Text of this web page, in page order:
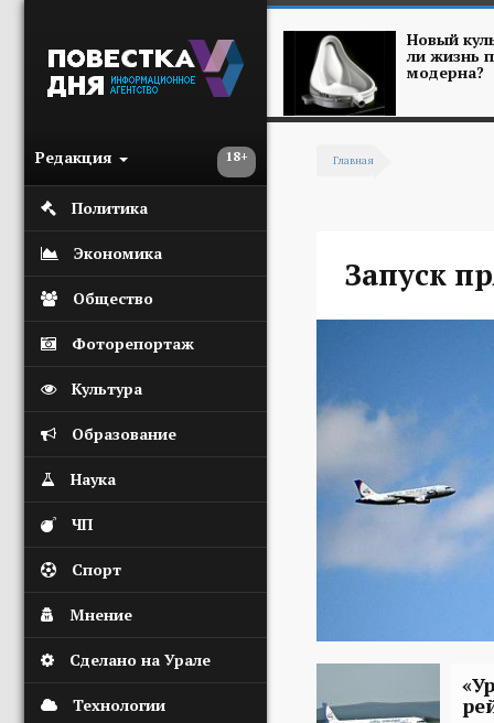
18+
Редакция
Политика
Экономика
Общество
Фоторепортаж
Культура
Образование
Наука
ЧП
Спорт
Мнение
Сделано на Урале
Технологии
Новый
ли жизнь
модерна?
Главная
Запуск